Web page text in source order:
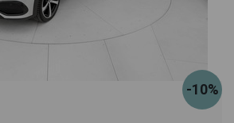
-10%